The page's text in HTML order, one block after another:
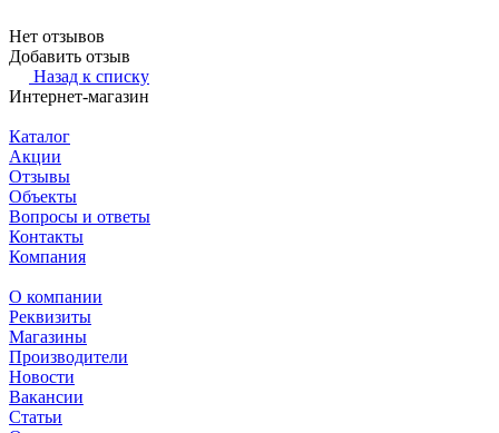
Нет отзывов
Добавить отзыв
Назад к списку
Интернет-магазин
Каталог
Акции
Отзывы
Объекты
Вопросы и ответы
Контакты
Компания
О компании
Реквизиты
Магазины
Производители
Новости
Вакансии
Статьи